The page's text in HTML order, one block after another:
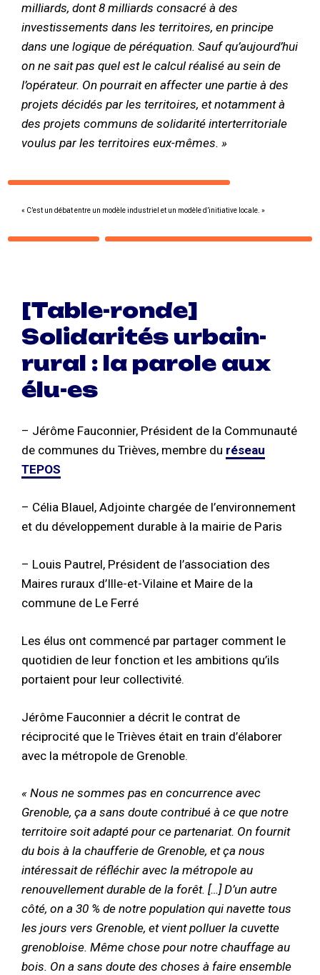
milliards, dont 8 milliards consacré à des
investissements dans les territoires, en principe
dans une logique de péréquation. Sauf qu’aujourd’hui
on ne sait pas quel est le calcul réalisé au sein de
l’opérateur. On pourrait en affecter une partie à des
projets décidés par les territoires, et notamment à
des projets communs de solidarité interterritoriale
voulus par les territoires eux-mêmes. »
« C’est un débat entre un modèle industriel et un modèle d’initiative locale. »
[Table-ronde]
Solidarités urbain-
rural : la parole aux
élu-es
– Jérôme Fauconnier, Président de la Communauté
de communes du Trièves, membre du réseau
TEPOS
– Célia Blauel, Adjointe chargée de l’environnement
et du développement durable à la mairie de Paris
– Louis Pautrel, Président de l’association des
Maires ruraux d’Ille-et-Vilaine et Maire de la
commune de Le Ferré
Les élus ont commencé par partager comment le
quotidien de leur fonction et les ambitions qu’ils
portaient pour leur collectivité.
Jérôme Fauconnier a décrit le contrat de
réciprocité que le Trièves était en train d’élaborer
avec la métropole de Grenoble.
« Nous ne sommes pas en concurrence avec
Grenoble, ça a sans doute contribué à ce que notre
territoire soit adapté pour ce partenariat. On fournit
du bois à la chaufferie de Grenoble, et ça nous
intéressait de réfléchir avec la métropole au
renouvellement durable de la forêt. […] D’un autre
côté, on a 30 % de notre population qui navette tous
les jours vers Grenoble, et vient polluer la cuvette
grenobloise. Même chose pour notre chauffage au
bois. On a sans doute des choses à faire ensemble